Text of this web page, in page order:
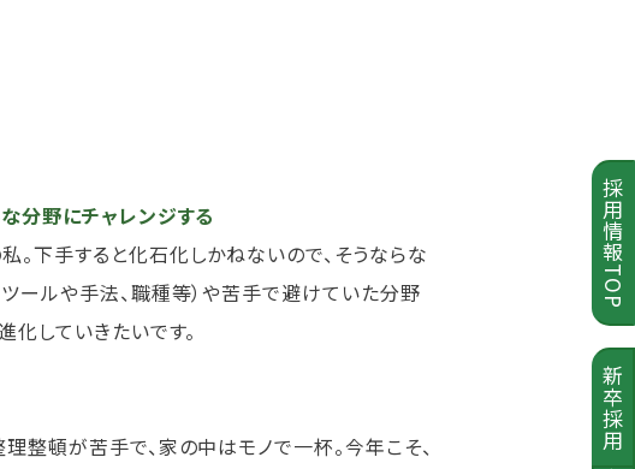
採用情報TOP
新卒採用
分野にチャレンジする
。下手すると化石化しかねないので、そうならな
ールや手法、職種等）や苦手で避けていた分野
化していきたいです。
整頓が苦手で、家の中はモノで一杯。今年こそ、